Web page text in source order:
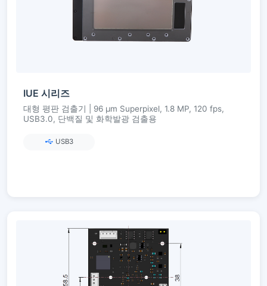
IUE 시리즈
대형 평판 검출기 | 96 µm Superpixel, 1.8 MP, 120 fps,
USB3.0, 단백질 및 화학발광 검출용
USB3